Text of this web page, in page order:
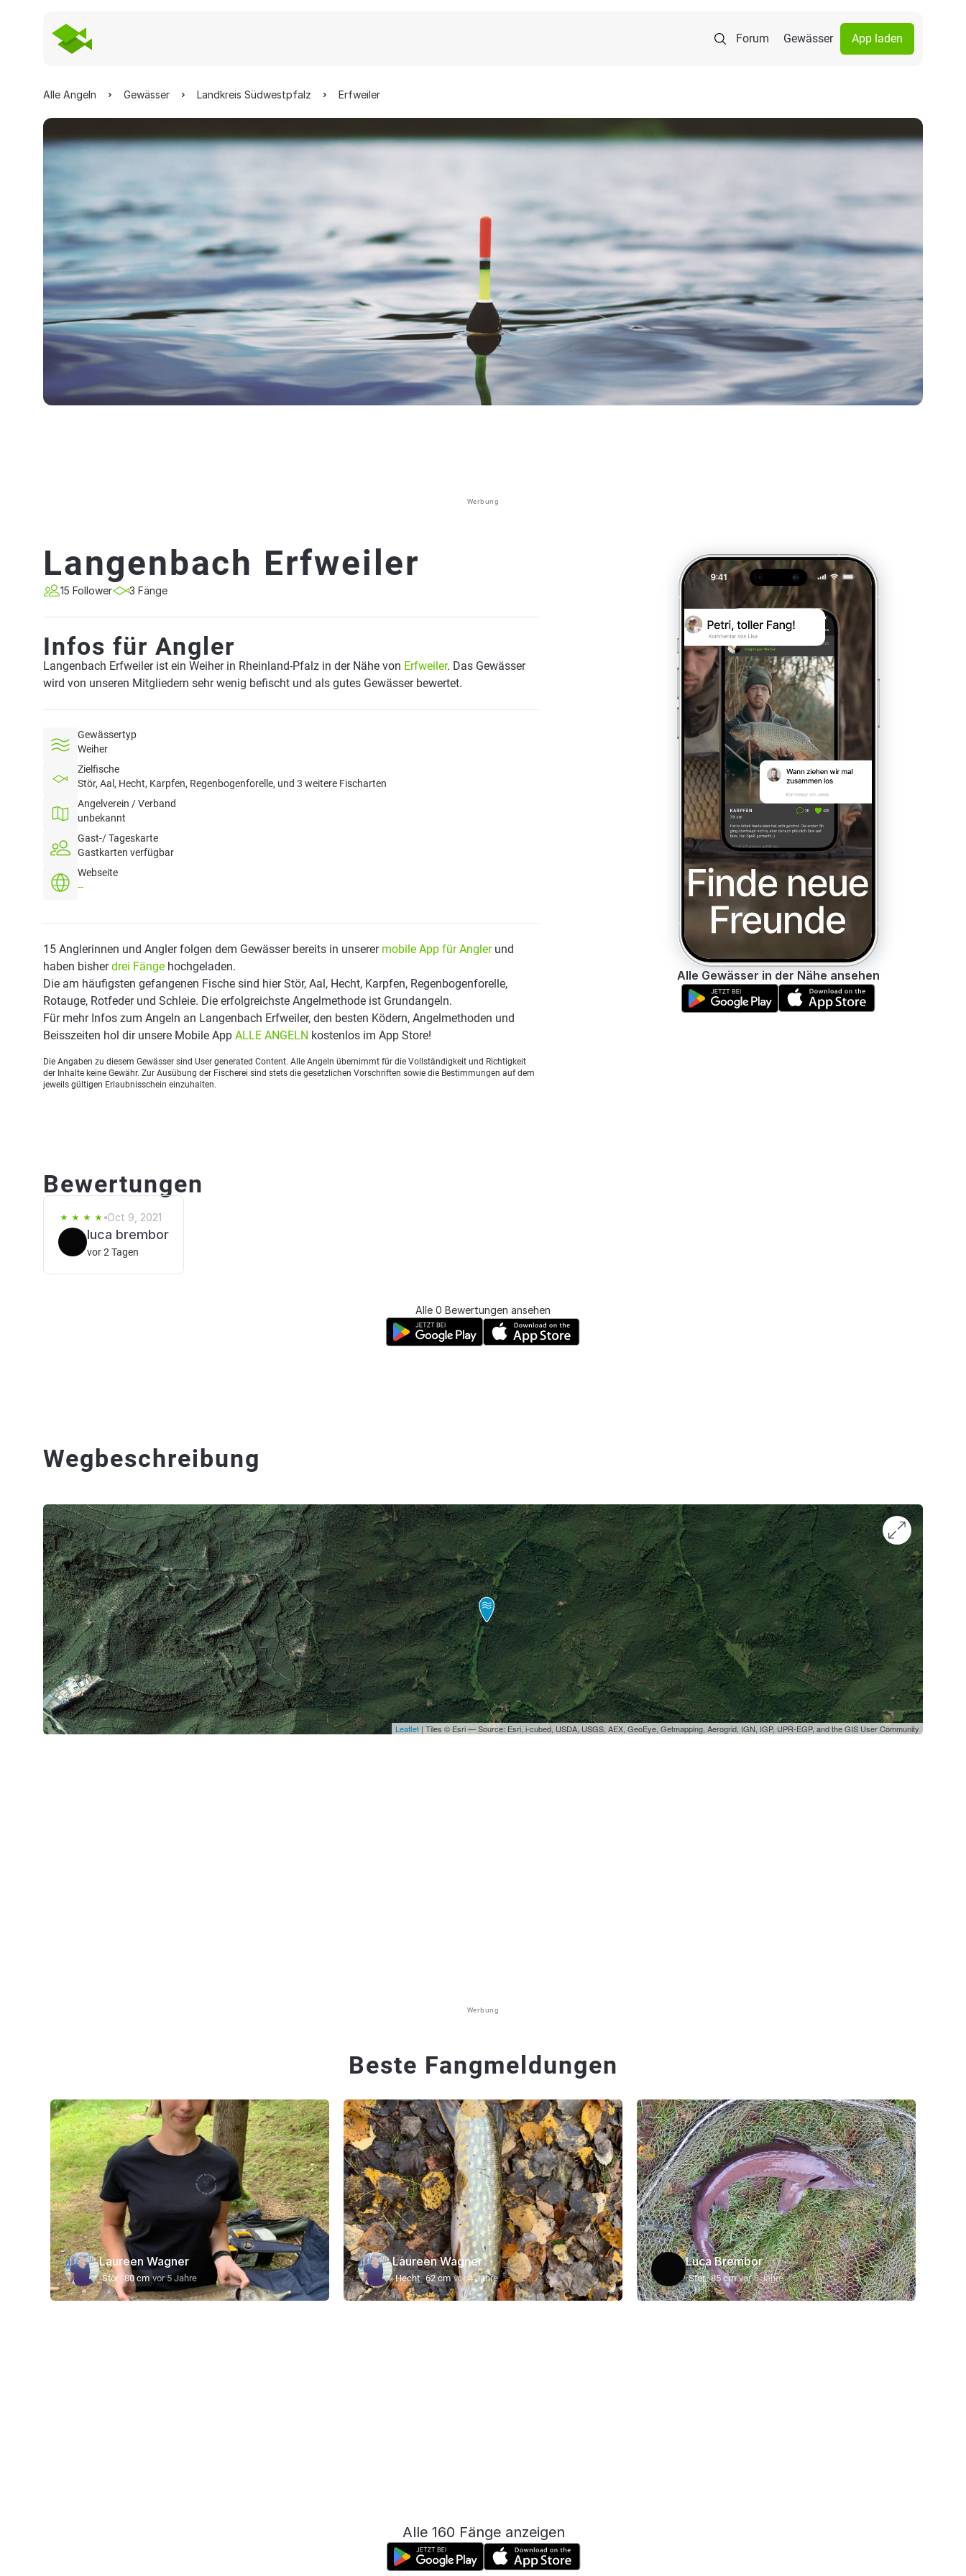
Forum Gewässer App laden
Alle Angeln Gewässer Landkreis Südwestpfalz Erfweiler
Werbung
Langenbach Erfweiler
15 Follower 3 Fänge
Infos für Angler
Langenbach Erfweiler ist ein Weiher in Rheinland-Pfalz in der Nähe von Erfweiler. Das Gewässer
wird von unseren Mitgliedern sehr wenig befischt und als gutes Gewässer bewertet.
Gewässertyp
Weiher
Zielfische
Stör, Aal, Hecht, Karpfen, Regenbogenforelle, und 3 weitere Fischarten
Angelverein / Verband
unbekannt
Gast-/ Tageskarte
Gastkarten verfügbar
Webseite
--
15 Anglerinnen und Angler folgen dem Gewässer bereits in unserer mobile App für Anglerund
haben bisherdrei Fänge hochgeladen.
Die am häufigsten gefangenen Fische sind hier Stör, Aal, Hecht, Karpfen, Regenbogenforelle,
Rotauge, Rotfeder und Schleie. Die erfolgreichste Angelmethode ist Grundangeln.
Für mehr Infos zum Angeln an Langenbach Erfweiler, den besten Ködern, Angelmethoden und
Beisszeiten hol dir unsere Mobile App ALLE ANGELN kostenlos im App Store!
Die Angaben zu diesem Gewässer sind User generated Content. Alle Angeln übernimmt für die Vollständigkeit und Richtigkeit
der Inhalte keine Gewähr. Zur Ausübung der Fischerei sind stets die gesetzlichen Vorschriften sowie die Bestimmungen auf dem
jeweils gültigen Erlaubnisschein einzuhalten.
Alle Gewässer in der Nähe ansehen
Bewertungen
Oct 9, 2021
luca brembor
vor 2 Tagen
Alle 0 Bewertungen ansehen
Wegbeschreibung
Leaflet | Tiles © Esri — Source: Esri, i-cubed, USDA, USGS, AEX, GeoEye, Getmapping, Aerogrid, IGN, IGP, UPR-EGP, and the GIS User Community
Werbung
Beste Fangmeldungen
Laureen Wagner
Stör 80 cm vor 5 Jahre
Laureen Wagner
Hecht 62 cm vor 4 Jahre
Luca Brembor
Stör 85 cm vor 5 Jahre
Alle 160 Fänge anzeigen